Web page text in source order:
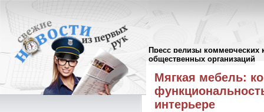
Пресс релизы коммерческих
общественных организаций
Пресс-релизы//
Мягкая мебель:
интерьере